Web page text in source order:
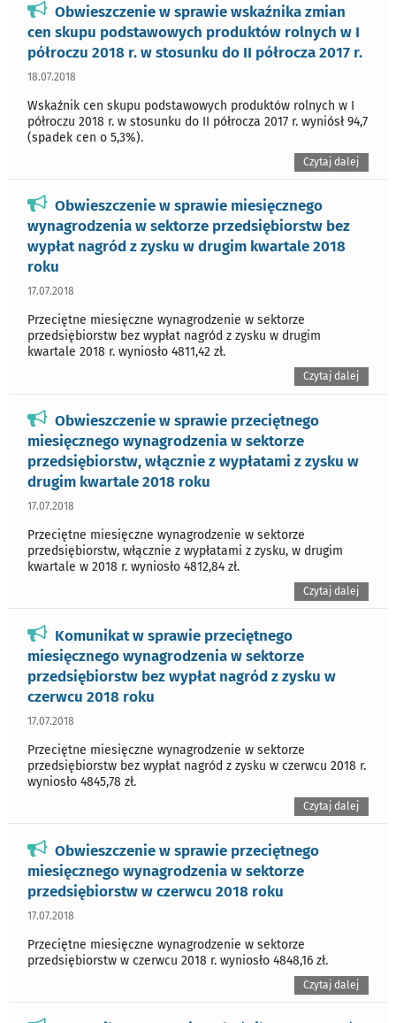
Obwieszczenie w sprawie wskaźnika zmian
cen skupu podstawowych produktów rolnych w I
półroczu 2018 r. w stosunku do II półrocza 2017 r.
18.07.2018
Wskaźnik cen skupu podstawowych produktów rolnych w I
półroczu 2018 r. w stosunku do II półrocza 2017 r. wyniósł 94,7
(spadek cen o 5,3%).
Czytaj dalej
Obwieszczenie w sprawie miesięcznego
wynagrodzenia w sektorze przedsiębiorstw bez
wypłat nagród z zysku w drugim kwartale 2018
roku
17.07.2018
Przeciętne miesięczne wynagrodzenie w sektorze
przedsiębiorstw bez wypłat nagród z zysku w drugim
kwartale 2018 r. wyniosło 4811,42 zł.
Czytaj dalej
Obwieszczenie w sprawie przeciętnego
miesięcznego wynagrodzenia w sektorze
przedsiębiorstw, włącznie z wypłatami z zysku w
drugim kwartale 2018 roku
17.07.2018
Przeciętne miesięczne wynagrodzenie w sektorze
przedsiębiorstw, włącznie z wypłatami z zysku, w drugim
kwartale w 2018 r. wyniosło 4812,84 zł.
Czytaj dalej
Komunikat w sprawie przeciętnego
miesięcznego wynagrodzenia w sektorze
przedsiębiorstw bez wypłat nagród z zysku w
czerwcu 2018 roku
17.07.2018
Przeciętne miesięczne wynagrodzenie w sektorze
przedsiębiorstw bez wypłat nagród z zysku w czerwcu 2018 r.
wyniosło 4845,78 zł.
Czytaj dalej
Obwieszczenie w sprawie przeciętnego
miesięcznego wynagrodzenia w sektorze
przedsiębiorstw w czerwcu 2018 roku
17.07.2018
Przeciętne miesięczne wynagrodzenie w sektorze
przedsiębiorstw w czerwcu 2018 r. wyniosło 4848,16 zł.
Czytaj dalej